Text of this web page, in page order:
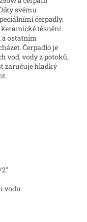
svému
čerpadly.
těsnění
ostatním
Čerpadlo je
vod, vody z potoků,
zaručuje hladký
2"
vodu